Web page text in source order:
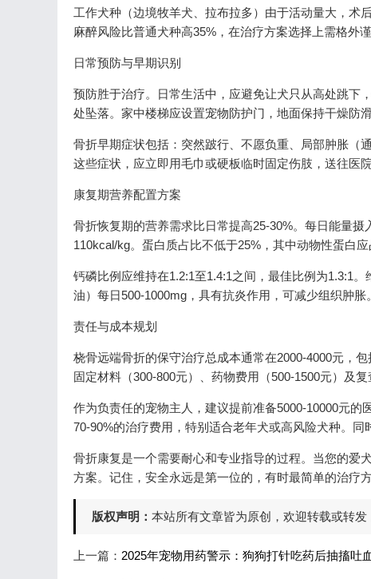
工作犬种（边境牧羊犬、拉布拉多）由于活动量大，术
麻醉风险比普通犬种高35%，在治疗方案选择上需格外谨
日常预防与早期识别
预防胜于治疗。日常生活中，应避免让犬只从高处跳下
处坠落。家中楼梯应设置宠物防护门，地面保持干燥防滑
骨折早期症状包括：突然跛行、不愿负重、局部肿胀（
这些症状，应立即用毛巾或硬板临时固定伤肢，送往医
康复期营养配置方案
骨折恢复期的营养需求比日常提高25-30%。每日能量
110kcal/kg。蛋白质占比不低于25%，其中动物性蛋白应
钙磷比例应维持在1.2:1至1.4:1之间，最佳比例为1.3:1
油）每日500-1000mg，具有抗炎作用，可减少组织肿
责任与成本规划
桡骨远端骨折的保守治疗总成本通常在2000-4000元，
固定材料（300-800元）、药物费用（500-1500元）及
作为负责任的宠物主人，建议提前准备5000-10000元
70-90%的治疗费用，特别适合老年犬或高风险犬种。
骨折康复是一个需要耐心和专业指导的过程。当您的爱
方案。记住，安全永远是第一位的，有时最简单的治疗
版权声明： 本站所有文章皆为原创，欢迎转载或转发
上一篇： 2025年宠物用药警示：狗狗打针吃药后抽搐吐